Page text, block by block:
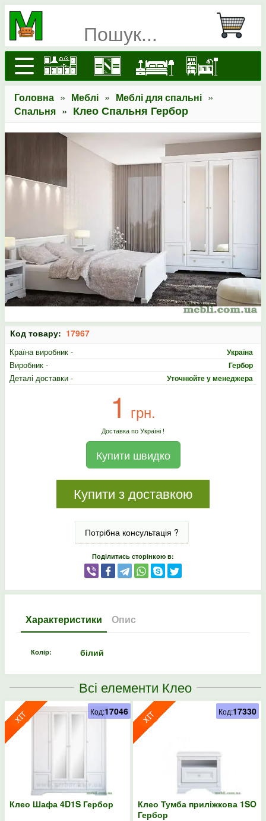
Головна » Меблі » Меблі для спальні »
Спальня » Клео Спальня Гербор
Код товару: 17967
Країна виробник - Україна
Виробник - Гербор
Деталі доставки - Уточнюйте у менеджера
1 грн.
Доставка по Україні !
Купити швидко
Купити з доставкою
Потрібна консультація ?
Поділитись сторінкою в:
Характеристики Опис
Колір: білий
Всі елементи Клео
Клео Шафа 4D1S Гербор
Код:17046
Клео Тумба приліжкова 1SO
Гербор
Код:17330